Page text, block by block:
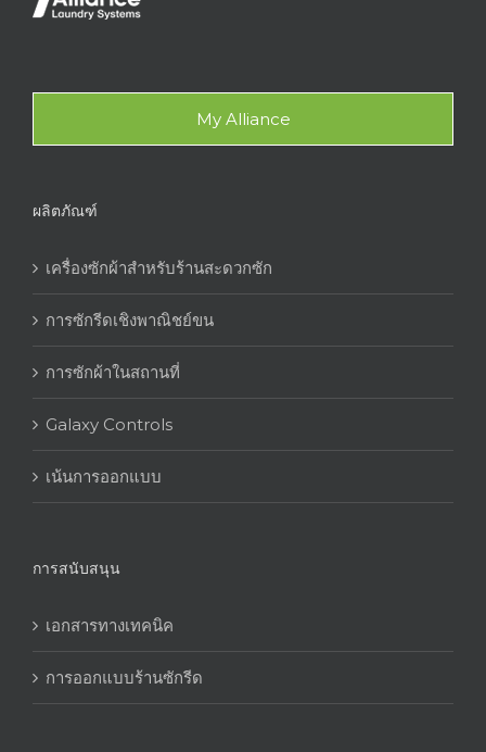
My Alliance
ผลิตภัณฑ์
เครื่องซักผ้าสำหรับร้านสะดวกซัก
การซักรีดเชิงพาณิชย์ขน
การซักผ้าในสถานที่
Galaxy Controls
เน้นการออกแบบ
การสนับสนุน
เอกสารทางเทคนิค
การออกแบบร้านซักรีด